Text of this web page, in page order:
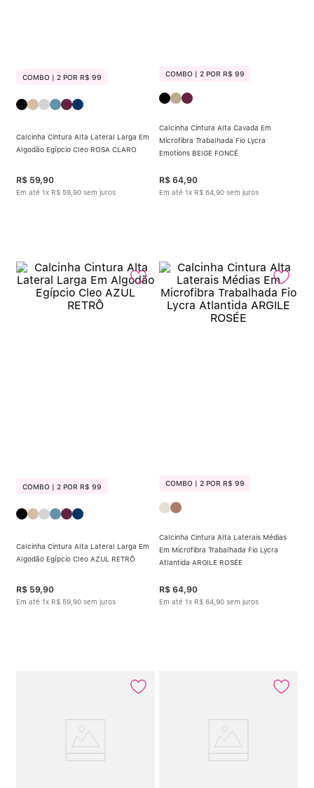
COMBO | 2 POR R$ 99
Calcinha Cintura Alta Lateral Larga Em
Algodão Egípcio Cleo ROSA CLARO
R$ 59,90
Em até 1x R$ 59 90 sem juros
COMBO | 2 POR R$ 99
Calcinha Cintura Alta Cavada Em
Microfibra Trabalhada Fio Lycra
Emotions BEIGE FONCÉ
R$ 64,90
Em até 1x R$ 64 90 sem juros
COMBO | 2 POR R$ 99
Calcinha Cintura Alta Lateral Larga Em
Algodão Egípcio Cleo AZUL RETRÔ
R$ 59,90
Em até 1x R$ 59 90 sem juros
COMBO | 2 POR R$ 99
Calcinha Cintura Alta Laterais Médias
Em Microfibra Trabalhada Fio Lycra
Atlantida ARGILE ROSÉE
R$ 64,90
Em até 1x R$ 64 90 sem juros